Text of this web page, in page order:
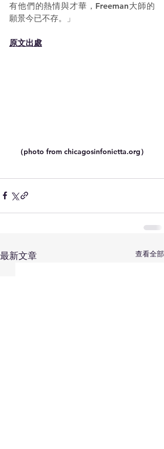
有他們的熱情與才華，Freeman大師的
願景今已不存。」
原文出處
（photo from chicagosinfonietta.org）
最新文章 查看全部